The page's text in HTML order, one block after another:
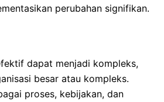
perubahan signifikan.
dapat menjadi kompleks,
besar atau kompleks.
proses, kebijakan, dan